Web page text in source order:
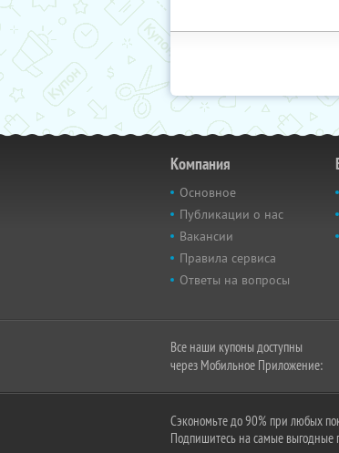
Компания
Основное
Публикации о нас
Вакансии
Правила сервиса
Ответы на вопросы
Все наши купоны доступны
через Мобильное Приложение:
Сэкономьте до 90% при любых
Подпишитесь на самые выгодные